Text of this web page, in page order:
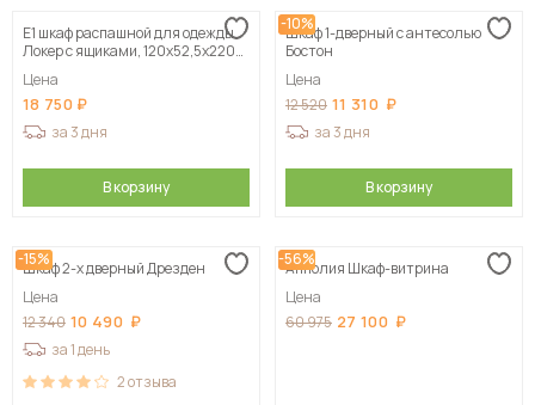
Е1 шкаф распашной для одежды
Локер с ящиками, 120х52,5х220
Цена
18 750
за 3 дня
В корзину
-10%
Шкаф 1-дверный с антесолью
Бостон
Цена
12 520 11 310
за 3 дня
В корзину
-15%
Шкаф 2-х дверный Дрезден
Цена
12 340 10 490
за 1 день
2отзыва
-56%
Апполия Шкаф-витрина
Цена
60 975 27 100